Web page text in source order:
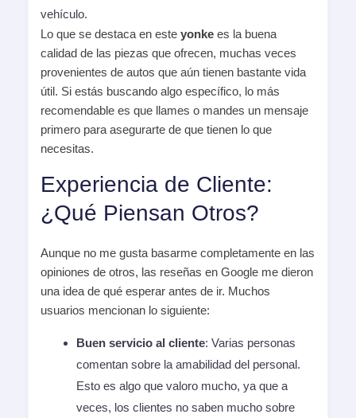
vehículo.
Lo que se destaca en este yonke es la buena
calidad de las piezas que ofrecen, muchas veces
provenientes de autos que aún tienen bastante vida
útil. Si estás buscando algo específico, lo más
recomendable es que llames o mandes un mensaje
primero para asegurarte de que tienen lo que
necesitas.
Experiencia de Cliente:
¿Qué Piensan Otros?
Aunque no me gusta basarme completamente en las
opiniones de otros, las reseñas en Google me dieron
una idea de qué esperar antes de ir. Muchos
usuarios mencionan lo siguiente:
Buen servicio al cliente: Varias personas
comentan sobre la amabilidad del personal.
Esto es algo que valoro mucho, ya que a
veces, los clientes no saben mucho sobre